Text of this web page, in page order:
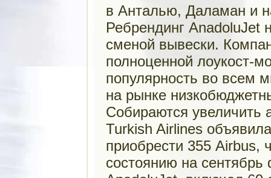
в Анталью, Даламан и
Ребрендинг AnadoluJet
сменой вывески.
полноценной лоукост-
популярность во всем
на рынке
Собираются увеличить
Turkish Airlines
приобрести 355 Airbus,
состоянию на